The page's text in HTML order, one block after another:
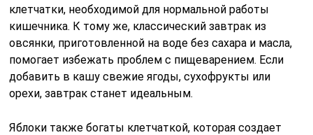
клетчатки, необходимой для нормальной работы
кишечника. К тому же, классический завтрак из
овсянки, приготовленной на воде без сахара и масла,
помогает избежать проблем с пищеварением. Если
добавить в кашу свежие ягоды, сухофрукты или
орехи, завтрак станет идеальным.
Яблоки также богаты клетчаткой, которая создает